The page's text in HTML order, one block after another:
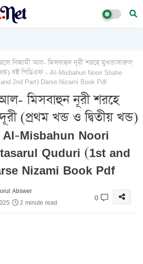
নিজামী আল- মিসবাহুন নূরী শরহে মুখতাসারুল
বই পিডিএফ - Al-Misbahun Noori Shahe
2nd Part) Darse Nizami Book Pdf
মিসবাহুন নূরী শরহে
(প্রথম খন্ড ও দ্বিতীয় খন্ড)
Misbahun Noori
Quduri (1st and
Nizami Book Pdf
Abswer
2 minute read 0